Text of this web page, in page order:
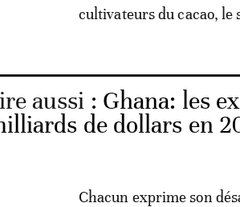
cultivateurs du cacao, le
aussi : Ghana: les
de dollars en
Chacun exprime son